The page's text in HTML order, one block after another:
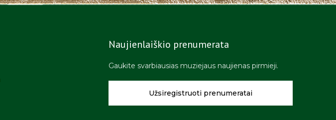
Naujienlaiškio prenumerata
Gaukite svarbiausias muziejaus naujienas pirmieji.
Užsiregistruoti prenumeratai